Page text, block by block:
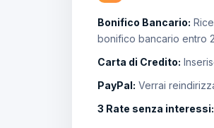
Bonifico Bancario:
bonifico bancario entro
Carta di Credito:
PayPal: Verrai
3 Rate senza interessi: